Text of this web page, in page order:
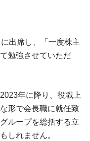
出席し、「一度株主
勉強させていただ
年に降り、役職上
形で会長職に就任致
ループを総括する立
しれません。